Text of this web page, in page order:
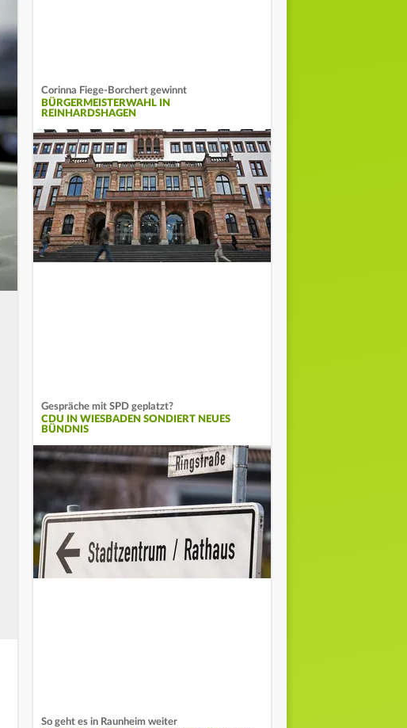
Corinna Fiege-Borchert gewinnt
BÜRGERMEISTERWAHL IN
REINHARDSHAGEN
Gespräche mit SPD geplatzt?
CDU IN WIESBADEN SONDIERT NEUES
BÜNDNIS
So geht es in Raunheim weiter